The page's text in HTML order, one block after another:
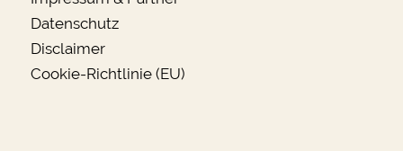
Datenschutz
Disclaimer
Cookie-Richtlinie (EU)